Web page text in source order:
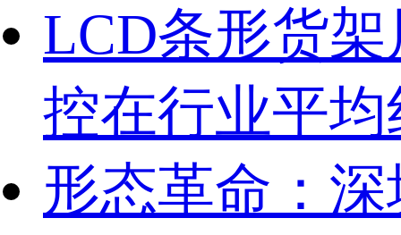
LCD条形货
控在行业平
形态革命：